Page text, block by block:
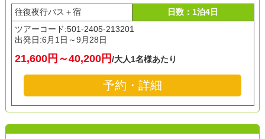
往復夜行バス＋宿
日数：1泊4日
ツアーコード:501-2405-213201
出発日:6月1日～9月28日
21,600円～40,200円/大人1名様あたり
予約・詳細